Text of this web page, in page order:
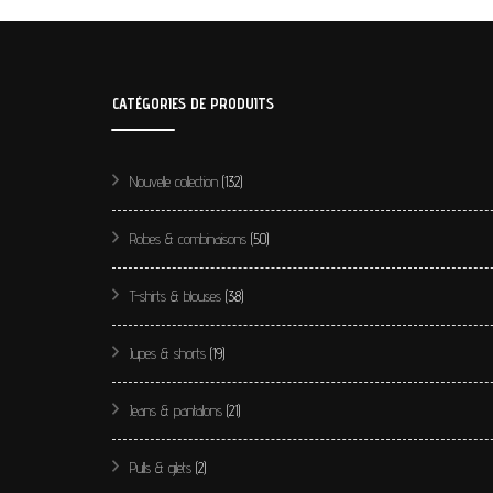
CATÉGORIES DE PRODUITS
Nouvelle collection (132)
Robes & combinaisons (50)
T-shirts & blouses (38)
Jupes & shorts (19)
Jeans & pantalons (21)
Pulls & gilets (2)